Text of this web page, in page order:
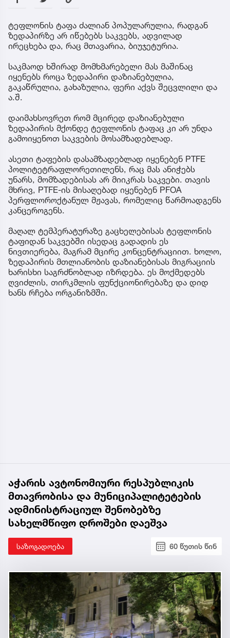
ტეფლონის ტაფა ძალიან პოპულარულია, რადგან
ზედაპირზე არ იწებებს საკვებს, ადვილად
ირეცხება და, რაც მთავარია, ბიუჯეტურია.
საკმაოდ ხშირად მომხმარებელი მას მაშინაც
იყენებს როცა ზედაპირი დაზიანებულია,
გაკაწრულია, გახაზულია, ფერი აქვს შეცვლილი და
ა.შ.
დაიმახსოვრეთ რომ მცირედ დაზიანებული
ზედაპირის მქონდე ტეფლონის ტაფაც კი არ უნდა
გამოიყენოთ საკვების მოსამზადებლად.
ასეთი ტაფების დასამზადებლად იყენებენ PTFE
პოლიტეტრაფლორეთილენს, რაც მას ანიჭებს
უნარს, მომზადებისას არ მიიკრას საკვები. თავის
მხრივ, PTFE-ის მისაღებად იყენებენ PFOA
პერფლოროქტანულ მჟავას, რომელიც წარმოადგენს
კანცეროგენს.
მაღალ ტემპერატურაზე გაცხელებისას ტეფლონის
ტაფიდან საკვებში ისედაც გადადის ეს
ნივთიერება, მაგრამ მცირე კონცენტრაციით. ხოლო,
ზედაპირის მთლიანობის დაზიანებისას მიგრაციის
ხარისხი საგრძნობლად იზრდება. ეს მოქმედებს
ღვიძლის, თირკმლის ფუნქციონირებაზე და დიდ
ხანს რჩება ორგანიზმში.
აჭარის ავტონომიური რესპუბლიკის
მთავრობისა და მუნიციპალიტეტების
ადმინისტრაციულ შენობებზე
სახელმწიფო დროშები დაეშვა
საზოგადოება 60 წუთის წინ